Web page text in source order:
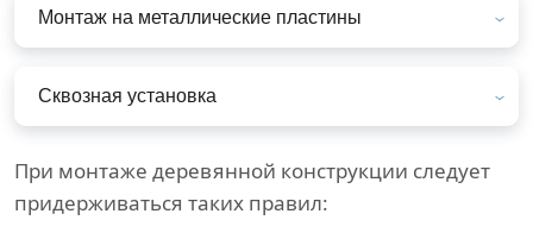
Монтаж на металлические пластины
Сквозная установка
При монтаже деревянной конструкции следует
придерживаться таких правил: